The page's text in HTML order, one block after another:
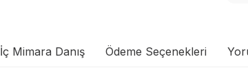
İç Mimara Danış Ödeme Seçenekleri